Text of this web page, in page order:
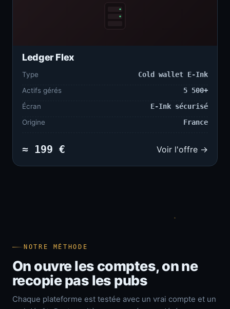
Ledger Flex
Type
Cold wallet E-Ink
Actifs gérés
5 500+
Écran
E-Ink sécurisé
Origine
France
≈ 199 € Voir l'offre →
NOTRE MÉTHODE
On ouvre les comptes, on ne
recopie pas les pubs
Chaque plateforme est testée avec un vrai compte et un